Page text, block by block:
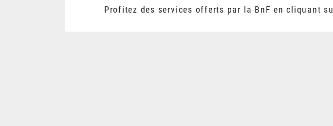
Profitez des services offerts par la BnF en cliquant